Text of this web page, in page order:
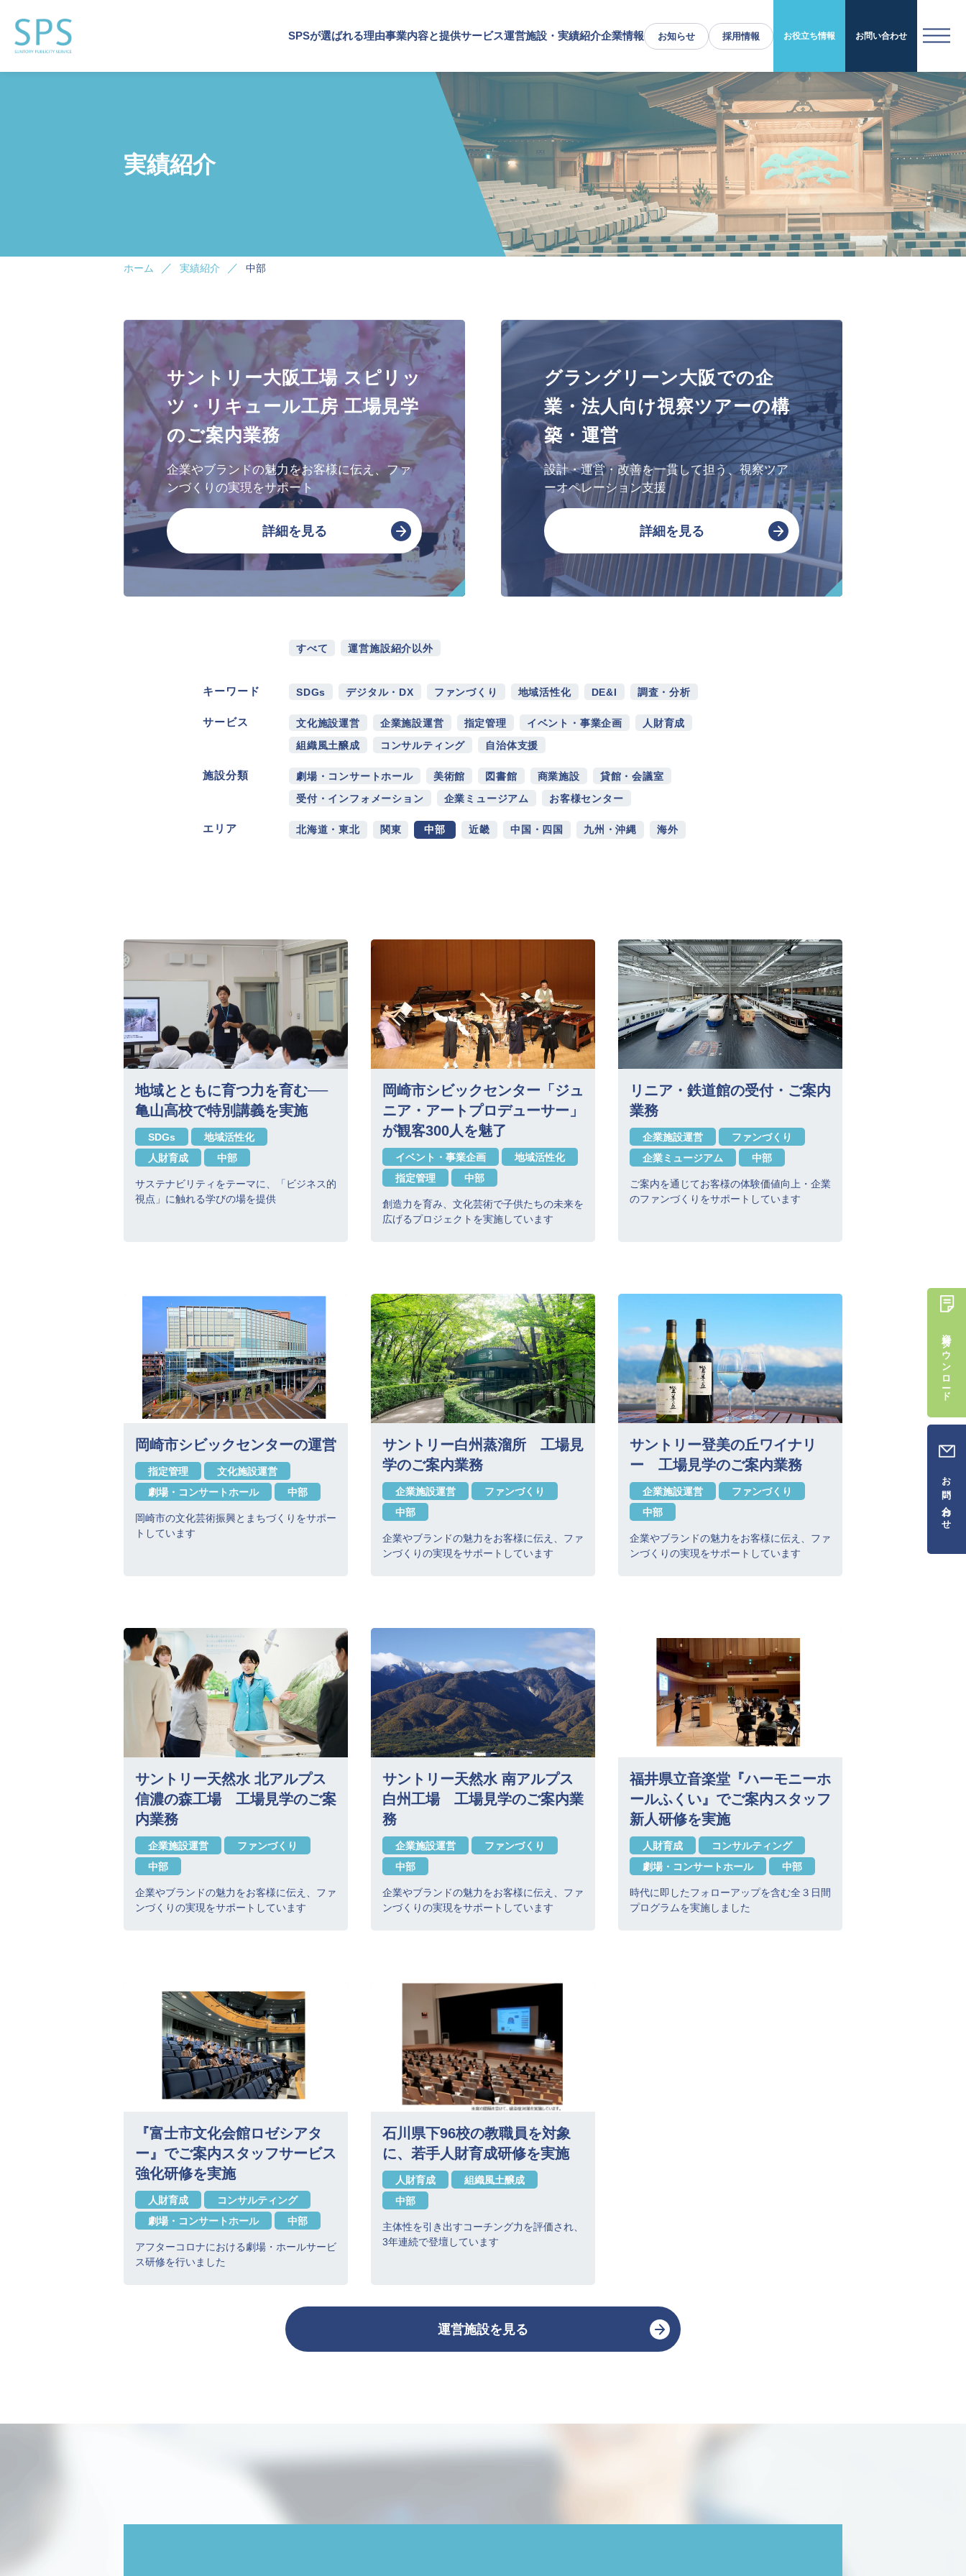
SPSが選ばれる理由事業内容と提供サービス
事業内容と提供サービス
デジタルマーケティング・制作
文化・芸術振興や地域活性化
文化施設運営
指定管理
文化施設コンサルティング
事業企画制作
文化施策策定支援
運営施設・実績紹介
実績紹介
企業情報
企業理念
SPSの歴史
お知らせ 採用情報 お役立ち情報 お問い合わせ
TOP
SPSが選ばれる理由
事業内容と提供サービス
企業・ブランドの価値向上
企業施設運営
企業施設コンサルティング
イベント企画・運営
文化・芸術振興や地域活性化
文化施設運営
指定管理
文化施設コンサルティング
事業企画制作
サービスDX・デジタル活用
運営施設・実績紹介
運営施設
お役立ち情報
採用情報
企業情報
SPSの歴史
実績紹介
ホーム 実績紹介 中部
サントリー大阪工場 スピリッ
ツ・リキュール工房 工場見学
のご案内業務
企業やブランドの魅力をお客様に伝え、ファ
ンづくりの実現をサポート
詳細を見る
グラングリーン大阪での企
業・法人向け視察ツアーの構
築・運営
設計・運営・改善を一貫して担う、視察ツア
ーオペレーション支援
詳細を見る
すべて 運営施設紹介以外
キーワード SDGs デジタル・DX ファンづくり 地域活性化 DE&I 調査・分析
サービス 文化施設運営 企業施設運営 指定管理 イベント・事業企画
人財育成
組織風土醸成
コンサルティング 自治体支援
施設分類 劇場・コンサートホール 美術館 図書館 商業施設
貸館・会議室
受付・インフォメーション
企業ミュージアム お客様センター
エリア 北海道・東北 関東 中部 近畿 中国・四国 九州・沖縄 海外
地域とともに育つ力を育む──
亀山高校で特別講義を実施
SDGs
地域活性化
人財育成
中部
サステナビリティをテーマに、「ビジネス的
視点」に触れる学びの場を提供
岡崎市シビックセンター「ジュ
ニア・アートプロデューサー」
が観客300人を魅了
イベント・事業企画
地域活性化
指定管理
中部
創造力を育み、文化芸術で子供たちの未来を
広げるプロジェクトを実施しています
リニア・鉄道館の受付・ご案内
業務
企業施設運営
ファンづくり
企業ミュージアム
中部
ご案内を通じてお客様の体験価値向上・企業
のファンづくりをサポートしています
岡崎市シビックセンターの運営
指定管理
文化施設運営
劇場・コンサートホール
中部
岡崎市の文化芸術振興とまちづくりをサポー
トしています
サントリー白州蒸溜所 工場見
学のご案内業務
企業施設運営
ファンづくり
中部
企業やブランドの魅力をお客様に伝え、ファ
ンづくりの実現をサポートしています
サントリー登美の丘ワイナリ
ー 工場見学のご案内業務
企業施設運営
ファンづくり
中部
企業やブランドの魅力をお客様に伝え、ファ
ンづくりの実現をサポートしています
サントリー天然水 北アルプス
信濃の森工場 工場見学のご案
内業務
企業施設運営
ファンづくり
中部
企業やブランドの魅力をお客様に伝え、ファ
ンづくりの実現をサポートしています
サントリー天然水 南アルプス
白州工場 工場見学のご案内業
務
企業施設運営
ファンづくり
中部
企業やブランドの魅力をお客様に伝え、ファ
ンづくりの実現をサポートしています
福井県立音楽堂『ハーモニーホ
ールふくい』でご案内スタッフ
新人研修を実施
人財育成
コンサルティング
劇場・コンサートホール
中部
時代に即したフォローアップを含む全３日間
プログラムを実施しました
『富士市文化会館ロゼシアタ
ー』でご案内スタッフサービス
強化研修を実施
人財育成
コンサルティング
劇場・コンサートホール
中部
アフターコロナにおける劇場・ホールサービ
ス研修を行いました
石川県下96校の教職員を対象
に、若手人財育成研修を実施
人財育成
組織風土醸成
中部
主体性を引き出すコーチング力を評価され、
3年連続で登壇しています
運営施設を見る
資料ダウンロード
お問い合わせ